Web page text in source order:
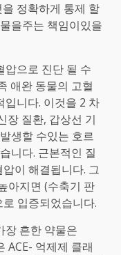
정확하게 통제 할
을주는 책임이있을
압으로 진단 될 수
애완 동물의 고혈
입니다. 이것을 2 차
장 질환, 갑상선 기
생할 수있는 호르
니다. 근본적인 질
이 해결됩니다. 그
아지면 (수축기 판
입증되었습니다.
장 흔한 약물은
억제제 클래